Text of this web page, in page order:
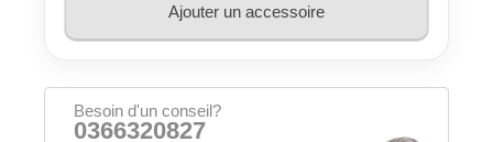
Ajouter un accessoire
Besoin d'un conseil?
0366320827